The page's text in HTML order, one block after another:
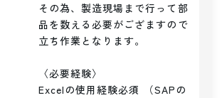
その為、製造現場まで行って部
品を数える必要がござますので
立ち作業となります。
〈必要経験〉
Excelの使用経験必須 （SAPの